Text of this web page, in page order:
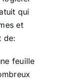
qui
et
de:
feuille